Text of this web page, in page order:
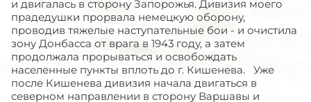
и двигалась в сторону Запорожья. Дивизия моего
прадедушки прорвала немецкую оборону,
проводив тяжелые наступательные бои - и очистила
зону Донбасса от врага в 1943 году, а затем
продолжала прорываться и освобождать
населенные пункты вплоть до г. Кишенева. Уже
после Кишенева дивизия начала двигаться в
северном направлении в сторону Варшавы и